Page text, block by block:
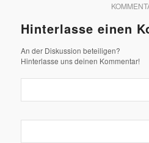
Hinterlasse einen
An der Diskussion beteiligen?
Hinterlasse uns deinen Kommentar!